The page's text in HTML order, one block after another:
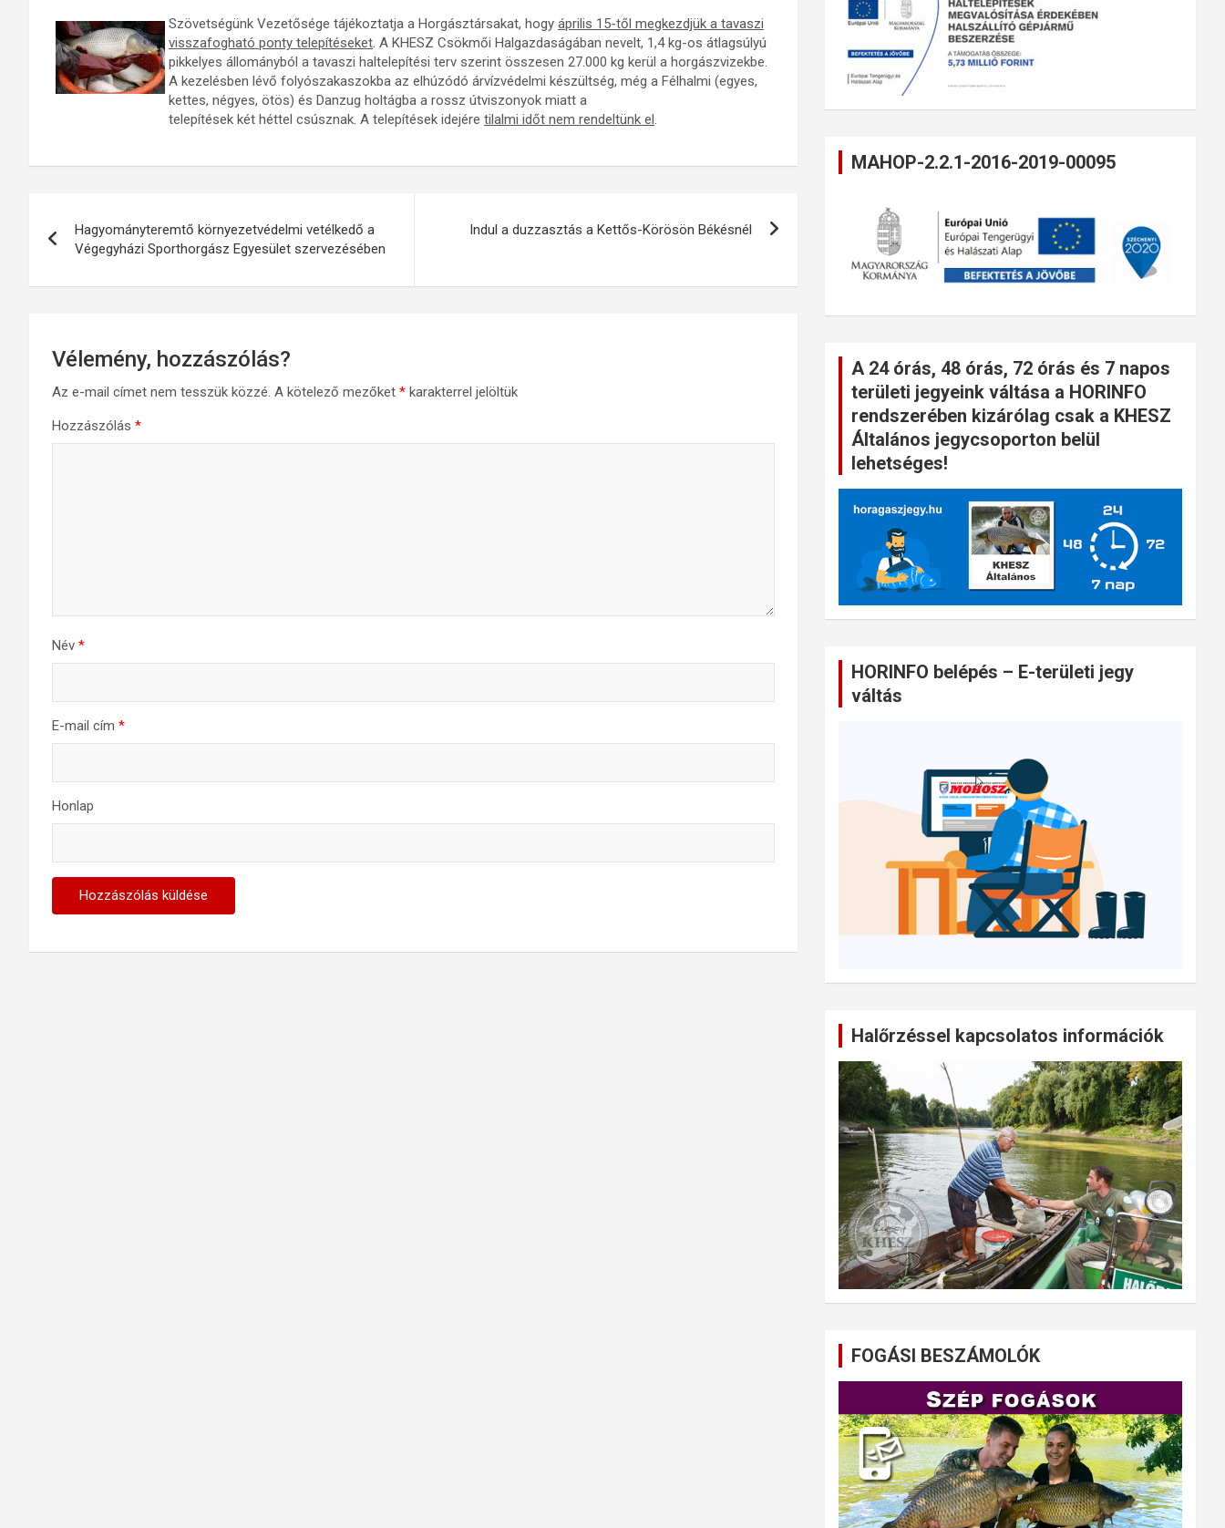
Szövetségünk Vezetősége tájékoztatja a Horgásztársakat, hogy április 15-től megkezdjük a tavaszi
visszafogható ponty telepítéseket. A KHESZ Csökmői Halgazdaságában nevelt, 1,4 kg-os átlagsúlyú
pikkelyes állományból a tavaszi haltelepítési terv szerint összesen 27.000 kg kerül a horgászvizekbe.
A kezelésben lévő folyószakaszokba az elhúzódó árvízvédelmi készültség, még a Félhalmi (egyes,
kettes, négyes, ötös) és Danzug holtágba a rossz útviszonyok miatt a
telepítések két héttel csúsznak. A telepítések idejére tilalmi időt nem rendeltünk el.
navigáció
Hagyományteremtő környezetvédelmi vetélkedő a
Végegyházi Sporthorgász Egyesület szervezésében
Indul a duzzasztás a Kettős-Körösön Békésnél
Vélemény, hozzászólás?
Az e-mail címet nem tesszük közzé. A kötelező mezőket * karakterrel jelöltük
Hozzászólás *
Név *
E-mail cím *
Honlap
MAHOP-2.2.1-2016-2019-00095
A 24 órás, 48 órás, 72 órás és 7 napos
területi jegyeink váltása a HORINFO
rendszerében kizárólag csak a KHESZ
Általános jegycsoporton belül
lehetséges!
HORINFO belépés – E-területi jegy
váltás
Halőrzéssel kapcsolatos információk
FOGÁSI BESZÁMOLÓK